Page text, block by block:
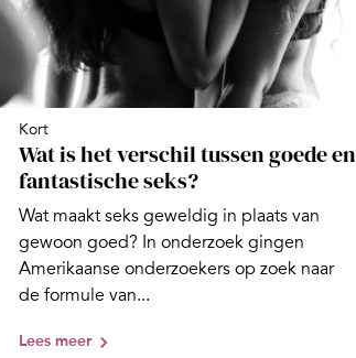
Kort
Wat is het verschil tussen goede en
fantastische seks?
Wat maakt seks geweldig in plaats van
gewoon goed? In onderzoek gingen
Amerikaanse onderzoekers op zoek naar
de formule van...
Lees meer